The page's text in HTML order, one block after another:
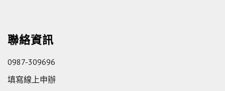
聯絡資訊
0987-309696
填寫線上申辦